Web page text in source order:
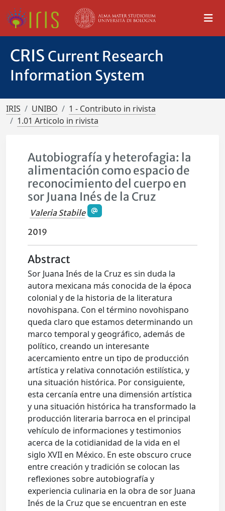
CRIS Current Research
Information System
IRIS UNIBO
1 - Contributo in rivista
1.01 Articolo in rivista
Autobiografía y heterofagia: la
alimentación como espacio de
reconocimiento del cuerpo en
sor Juana Inés de la Cruz
Valeria Stabile
2019
Abstract
Sor Juana Inés de la Cruz es sin duda la
autora mexicana más conocida de la época
colonial y de la historia de la literatura
novohispana. Con el término novohispano
queda claro que estamos determinando un
marco temporal y geográfico, además de
político, creando un interesante
acercamiento entre un tipo de producción
artística y relativa connotación estilística, y
una situación histórica. Por consiguiente,
esta cercanía entre una dimensión artística
y una situación histórica ha transformado la
producción literaria barroca en el principal
vehículo de informaciones y testimonios
acerca de la cotidianidad de la vida en el
siglo XVII en México. En este obscuro cruce
entre creación y tradición se colocan las
reflexiones sobre autobiografía y
experiencia culinaria en la obra de sor Juana
Inés de la Cruz que se encuentran en este